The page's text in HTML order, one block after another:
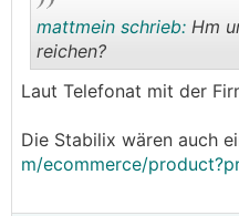
mattmein schrieb: Hm
reichen?
Laut Telefonat mit der
Die Stabilix wären auch
m/ecommerce/